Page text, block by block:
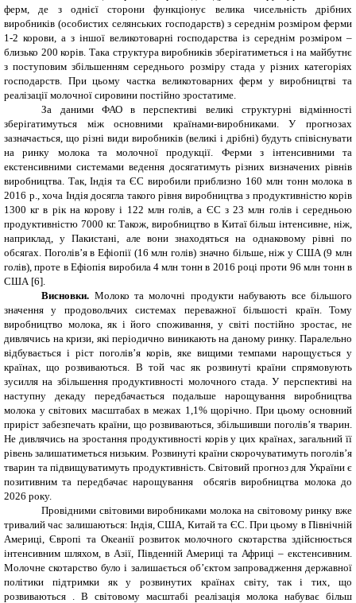
ферм, де з однієї сторони функціонує велика чисельність дрібних
виробників (особистих селянських господарств) з середнім розміром ферми
1-2 корови, а з іншої великотоварні господарства із середнім розміром –
близько 200 корів. Така структура виробників зберігатиметься і на майбутнє
з поступовим збільшенням середнього розміру стада у різних категоріях
господарств. При цьому частка великотоварних ферм у виробництві та
реалізації молочної сировини постійно зростатиме.
За даними ФАО в перспективі великі структурні відмінності
зберігатимуться між основними країнами-виробниками. У прогнозах
зазначається, що різні види виробників (великі і дрібні) будуть співіснувати
на ринку молока та молочної продукції. Ферми з інтенсивними та
екстенсивними системами ведення досягатимуть різних визначених рівнів
виробництва. Так, Індія та ЄС виробили приблизно 160 млн тонн молока в
2016 р., хоча Індія досягла такого рівня виробництва з продуктивністю корів
1300 кг в рік на корову і 122 млн голів, а ЄС з 23 млн голів і середньою
продуктивністю 7000 кг. Також, виробництво в Китаї більш інтенсивне, ніж,
наприклад, у Пакистані, але вони знаходяться на однаковому рівні по
обсягах. Поголів’я в Ефіопії (16 млн голів) значно більше, ніж у США (9 млн
голів), проте в Ефіопія виробила 4 млн тонн в 2016 році проти 96 млн тонн в
США [6].
Висновки. Молоко та молочні продукти набувають все більшого
значення у продовольчих системах переважної більшості країн. Тому
виробництво молока, як і його споживання, у світі постійно зростає, не
дивлячись на кризи, які періодично виникають на даному ринку. Паралельно
відбувається і ріст поголів’я корів, яке вищими темпами нарощується у
країнах, що розвиваються. В той час як розвинуті країни спрямовують
зусилля на збільшення продуктивності молочного стада. У перспективі на
наступну декаду передбачається подальше нарощування виробництва
молока у світових масштабах в межах 1,1% щорічно. При цьому основний
приріст забезпечать країни, що розвиваються, збільшивши поголів’я тварин.
Не дивлячись на зростання продуктивності корів у цих країнах, загальний її
рівень залишатиметься низьким. Розвинуті країни скорочуватимуть поголів’я
тварин та підвищуватимуть продуктивність. Світовий прогноз для України є
позитивним та передбачає нарощування обсягів виробництва молока до
2026 року.
Провідними світовими виробниками молока на світовому ринку вже
тривалий час залишаються: Індія, США, Китай та ЄС. При цьому в Північній
Америці, Європі та Океанії розвиток молочного скотарства здійснюється
інтенсивним шляхом, в Азії, Південній Америці та Африці – екстенсивним.
Молочне скотарство було і залишається об’єктом запровадження державної
політики підтримки як у розвинутих країнах світу, так і тих, що
розвиваються . В світовому масштабі реалізація молока набуває більш